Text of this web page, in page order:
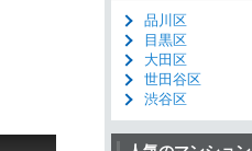
品川区
目黒区
大田区
世田谷区
渋谷区